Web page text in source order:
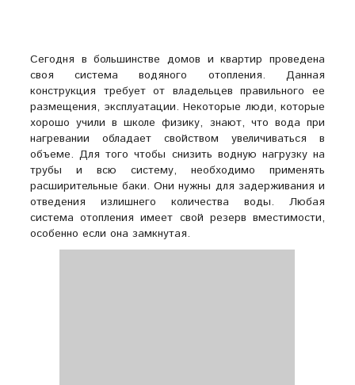
Сегодня в большинстве домов и квартир проведена
своя система водяного отопления. Данная
конструкция требует от владельцев правильного ее
размещения, эксплуатации. Некоторые люди, которые
хорошо учили в школе физику, знают, что вода при
нагревании обладает свойством увеличиваться в
объеме. Для того чтобы снизить водную нагрузку на
трубы и всю систему, необходимо применять
расширительные баки. Они нужны для задерживания и
отведения излишнего количества воды. Любая
система отопления имеет свой резерв вместимости,
особенно если она замкнутая.